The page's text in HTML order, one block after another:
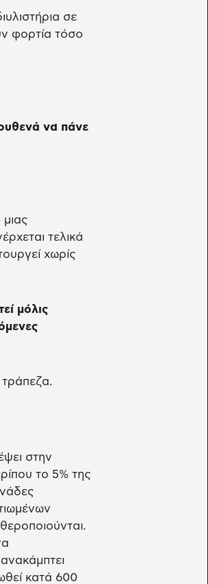
σε
φορτία τόσο
να πάνε
τελικά
χωρίς
μόλις
τράπεζα.
στην
το 5% της
κατά 600